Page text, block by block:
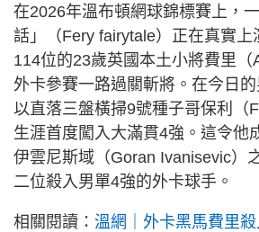
在2026年溫布頓網球錦標賽上，
話」（Fery fairytale）正在真實上
114位的23歲英國本土小將費里（
外卡參賽一路過關斬將。在今日
以直落三盤橫掃9號種子哥保利（
生涯首度闖入大滿貫4強。這令他
伊雲尼斯域（Goran Ivanisevic）
二位殺入男單4強的外卡球手。
相關閱讀： 溫網｜外卡黑馬費里